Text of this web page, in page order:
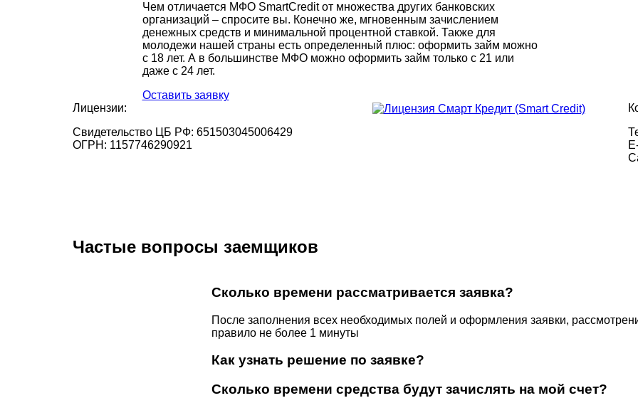
Чем отличается МФО SmartCredit от множества других банковских
организаций – спросите вы. Конечно же, мгновенным зачислением
денежных средств и минимальной процентной ставкой. Также для
молодежи нашей страны есть определенный плюс: оформить займ можно
с 18 лет. А в большинстве МФО можно оформить займ только с 21 или
даже с 24 лет.
Оставить заявку
Лицензии:
Свидетельство ЦБ РФ: 651503045006429
ОГРН: 1157746290921
Частые вопросы заемщиков
Сколько времени рассматривается заявка?
После заполнения всех необходимых полей и оформления заявки,
правило не более 1 минуты
Как узнать решение по заявке?
Сколько времени средства будут зачислять на мой счет?